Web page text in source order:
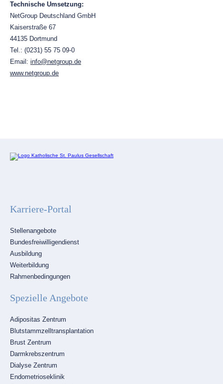
Technische Umsetzung:
NetGroup Deutschland GmbH
Kaiserstraße 67
44135 Dortmund
Tel.: (0231) 55 75 09-0
Email: info@netgroup.de
www.netgroup.de
Karriere-Portal
Navigation
überspringen
Stellenangebote
Bundesfreiwilligendienst
Ausbildung
Weiterbildung
Rahmenbedingungen
Spezielle Angebote
Navigation
überspringen
Adipositas Zentrum
Blutstammzelltransplantation
Brust Zentrum
Darmkrebszentrum
Dialyse Zentrum
Endometrioseklinik